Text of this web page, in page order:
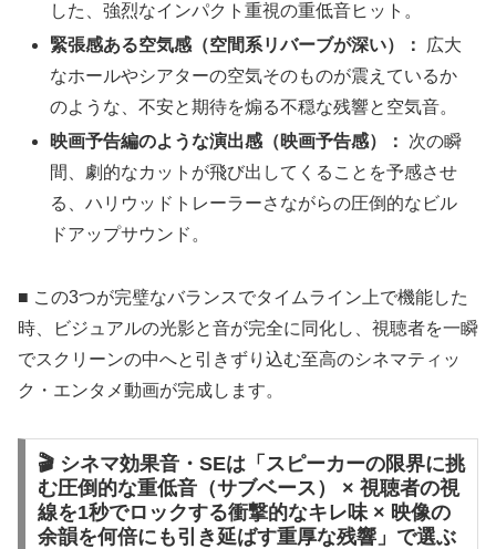
した、強烈なインパクト重視の重低音ヒット。
緊張感ある空気感（空間系リバーブが深い）：
広大
なホールやシアターの空気そのものが震えているか
のような、不安と期待を煽る不穏な残響と空気音。
映画予告編のような演出感（映画予告感）：
次の瞬
間、劇的なカットが飛び出してくることを予感させ
る、ハリウッドトレーラーさながらの圧倒的なビル
ドアップサウンド。
■ この3つが完璧なバランスでタイムライン上で機能した
時、ビジュアルの光影と音が完全に同化し、視聴者を一瞬
でスクリーンの中へと引きずり込む至高のシネマティッ
ク・エンタメ動画が完成します。
🎬 シネマ効果音・SEは「スピーカーの限界に挑
む圧倒的な重低音（サブベース） × 視聴者の視
線を1秒でロックする衝撃的なキレ味 × 映像の
余韻を何倍にも引き延ばす重厚な残響」で選ぶ